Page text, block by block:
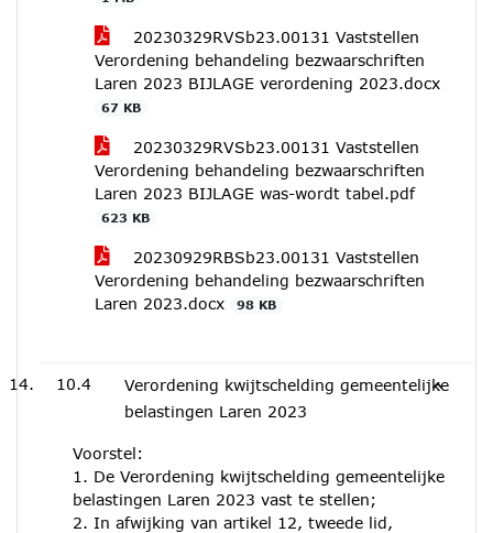
20230329RVSb23.00131 Vaststellen
Verordening behandeling bezwaarschriften
Laren 2023 BIJLAGE verordening 2023.docx
67 KB
20230329RVSb23.00131 Vaststellen
Verordening behandeling bezwaarschriften
Laren 2023 BIJLAGE was-wordt tabel.pdf
623 KB
20230929RBSb23.00131 Vaststellen
Verordening behandeling bezwaarschriften
Laren 2023.docx
98 KB
10.4
Verordening kwijtschelding gemeentelijke
belastingen Laren 2023
Voorstel:
1. De Verordening kwijtschelding gemeentelijke
belastingen Laren 2023 vast te stellen;
2. In afwijking van artikel 12, tweede lid,